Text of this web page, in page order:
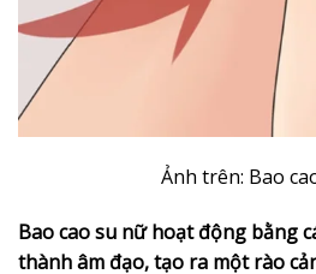
Ảnh trên: Bao
Bao cao su nữ hoạt động bằng
thành âm đạo, tạo ra một rào